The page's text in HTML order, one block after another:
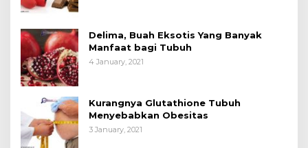
Delima, Buah Eksotis Yang Banyak
Manfaat bagi Tubuh
4 January, 2021
Kurangnya Glutathione Tubuh
Menyebabkan Obesitas
3 January, 2021